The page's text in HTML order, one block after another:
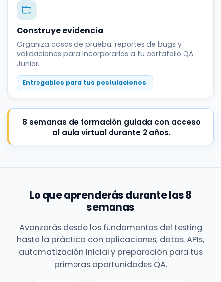
Construye evidencia
Organiza casos de prueba, reportes de bugs y
validaciones para incorporarlos a tu portafolio QA
Junior.
Entregables para tus postulaciones.
8 semanas de formación guiada con acceso
al aula virtual durante 2 años.
Lo que aprenderás durante las 8
semanas
Avanzarás desde los fundamentos del testing
hasta la práctica con aplicaciones, datos, APIs,
automatización inicial y preparación para tus
primeras oportunidades QA.